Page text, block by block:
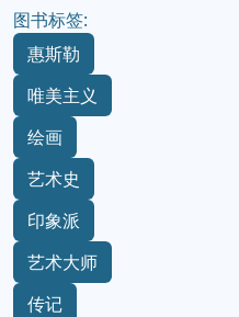
图书标签:
惠斯勒
唯美主义
绘画
艺术史
印象派
艺术大师
传记